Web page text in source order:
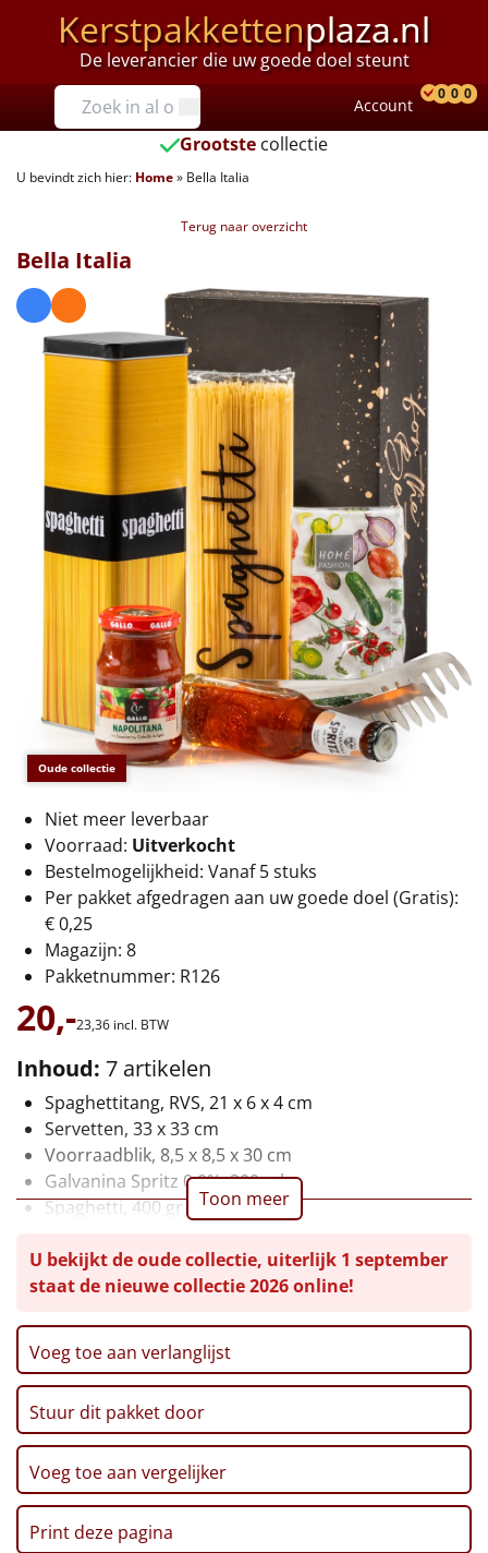
Kerstpakkettenplaza.nl
De leverancier die uw goede doel steunt
Prijzen
Tot €25
€25 tot €35
€40 tot €45
€45 tot €50
€55 tot €75
€75 tot €100
€100 en hoger
Alle kerstpakketten 2026
Origineel
Rituals
Mannen
Vrouwen
Duurzaam
Leuke
Goedkope
Uniek
Alle thema's
Artikel
Hitster NIEUW
Pizzarette
Tas
Wake up light
NIEUW
Borrelplank
Warmtekussen
NIEUW
Account
0 0 0
Grootste collectie
U bevindt zich hier: Home» Bella Italia
Terug naar overzicht
Oude collectie
Bella Italia
Niet meer leverbaar
Voorraad: Uitverkocht
Bestelmogelijkheid: Vanaf 5 stuks
Per pakket afgedragen aan uw goede doel (Gratis):
€ 0,25
Magazijn: 8
Pakketnummer: R126
20,-23,36 incl. BTW
Inhoud: 7 artikelen
Spaghettitang, RVS, 21 x 6 x 4 cm
Servetten, 33 x 33 cm
Voorraadblik, 8,5 x 8,5 x 30 cm
Galvanina Spritz 0.0%, 200 ml
Spaghetti, 400 gr
Verpakt in een feestelijke kerstdoos, 31 x 20 x 10 cm
Toon meer
U bekijkt de oude collectie, uiterlijk 1 september
staat de nieuwe collectie 2026 online!
Voeg toe aan verlanglijst
Stuur dit pakket door
Voeg toe aan vergelijker
Print deze pagina